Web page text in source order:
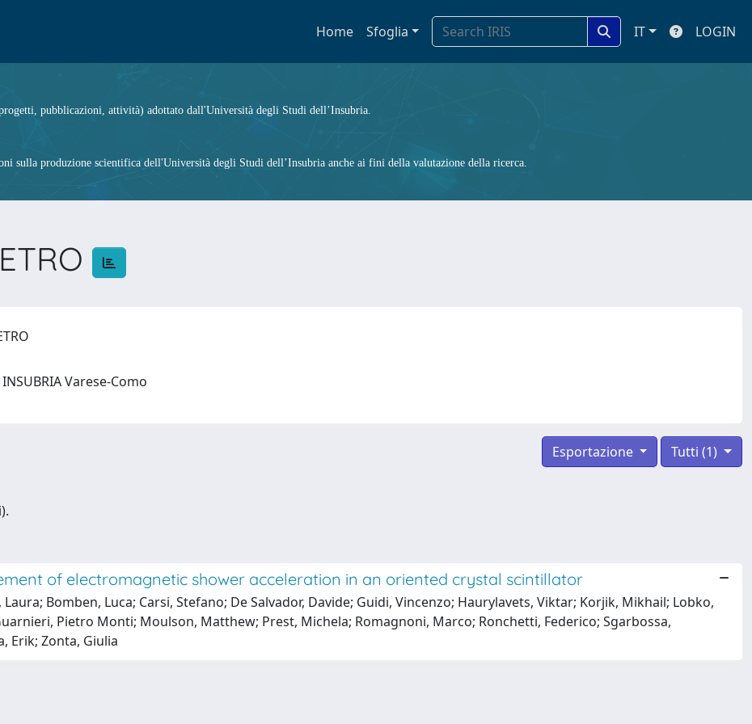
Home Sfoglia IT LOGIN
pubblicazioni, attività) adottato dall'Università degli Studi dell’Insubria.
sulla produzione scientifica dell'Università degli Studi dell’Insubria anche ai fini della valutazione della ricerca.
Varese-Como
Tutti (1)
Esportazione
of electromagnetic shower acceleration in an oriented crystal scintillator
Bomben, Luca; Carsi, Stefano; De Salvador, Davide; Guidi, Vincenzo; Haurylavets, Viktar; Korjik, Mikhail; Lobko,
Pietro Monti; Moulson, Matthew; Prest, Michela; Romagnoni, Marco; Ronchetti, Federico; Sgarbossa,
Erik; Zonta, Giulia